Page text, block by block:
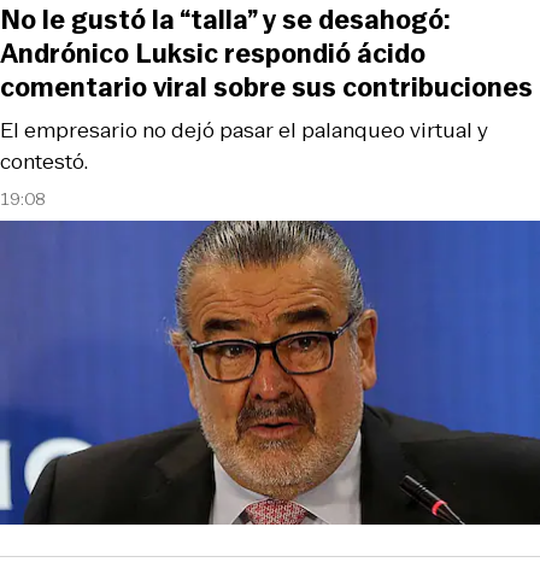
19:08
El empresario no dejó pasar el palanqueo virtual y
contestó.
No le gustó la “talla” y se desahogó:
Andrónico Luksic respondió ácido
comentario viral sobre sus contribuciones